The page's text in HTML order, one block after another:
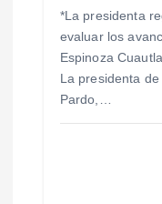
*La presidenta
evaluar los
Espinoza
La presidenta
Pardo,…